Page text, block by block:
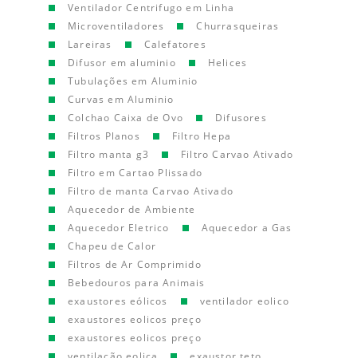
Ventilador Centrifugo em Linha
Microventiladores
Churrasqueiras
Lareiras
Calefatores
Difusor em aluminio
Helices
Tubulações em Aluminio
Curvas em Aluminio
Colchao Caixa de Ovo
Difusores
Filtros Planos
Filtro Hepa
Filtro manta g3
Filtro Carvao Ativado
Filtro em Cartao Plissado
Filtro de manta Carvao Ativado
Aquecedor de Ambiente
Aquecedor Eletrico
Aquecedor a Gas
Chapeu de Calor
Filtros de Ar Comprimido
Bebedouros para Animais
exaustores eólicos
ventilador eolico
exaustores eolicos preço
exaustores eolicos preço